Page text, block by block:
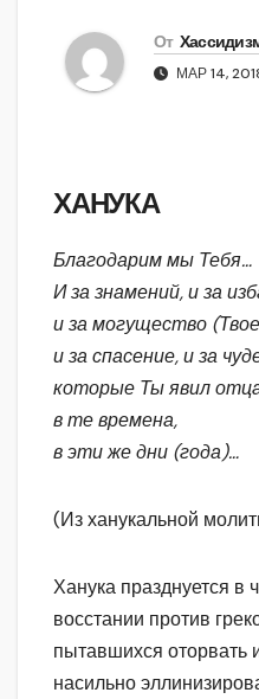
От
МАР 14,
ХАНУКА
Благодариммы Тебя…
Изазнамений, иза
изамогущество
изаспасение, иза
которые Тыявил
втевремена,
вэтижедни (года)…
(Из ханукальной
Ханука празднуется в
восстании против
пытавшихся оторвать
насильно